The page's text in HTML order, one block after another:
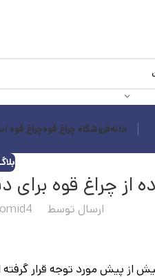
خانهفروشگاه چراغ قوهچراغ قوه
از چراغ قوه
ارسال توسط
از پیش مورد توجه قرار